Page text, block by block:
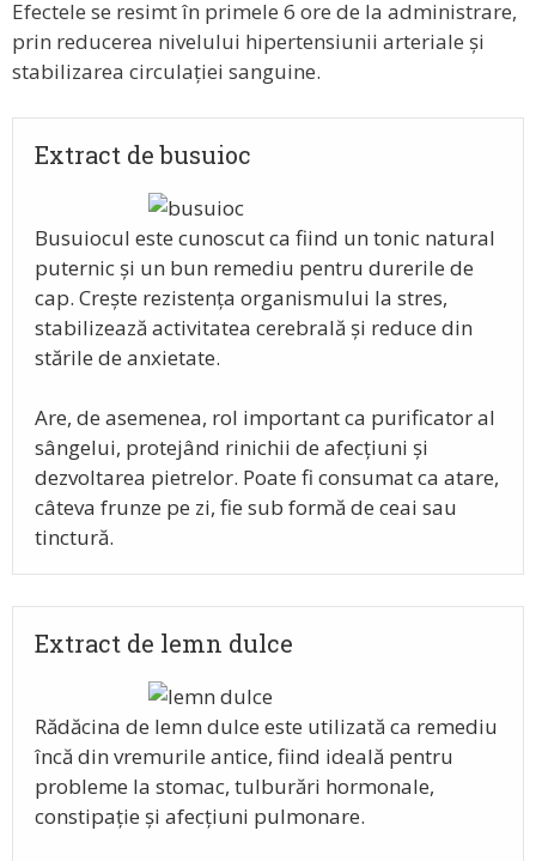
Efectele se resimt în primele 6 ore de la administrare,
prin reducerea nivelului hipertensiunii arteriale și
stabilizarea circulației sanguine.
Extract de busuioc
Busuiocul este cunoscut ca fiind un tonic natural
puternic și un bun remediu pentru durerile de
cap. Crește rezistența organismului la stres,
stabilizează activitatea cerebrală și reduce din
stările de anxietate.
Are, de asemenea, rol important ca purificator al
sângelui, protejând rinichii de afecțiuni și
dezvoltarea pietrelor. Poate fi consumat ca atare,
câteva frunze pe zi, fie sub formă de ceai sau
tinctură.
Extract de lemn dulce
Rădăcina de lemn dulce este utilizată ca remediu
încă din vremurile antice, fiind ideală pentru
probleme la stomac, tulburări hormonale,
constipație și afecțiuni pulmonare.